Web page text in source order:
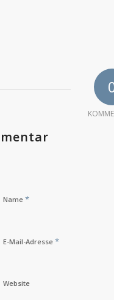
Name *
E-Mail-Adresse *
Website